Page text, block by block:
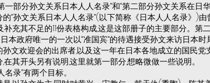
一部分孙文关系日本人人名录”和“第二部分孙文关系在日
“孙文关系日本人人名录”(以下简称《日本人人名录》)
补充其不足的11份表格构成,这是这部册子的主要部分。第
日本政府唯一的一次以“准国宾”的待遇接受孙文来访日本
文欢迎会的出席者,以及这一年在日本各地成立的国民党
在其开头另有说明,这里就第一部分,想略微做一些说明。
录”有两个目标。